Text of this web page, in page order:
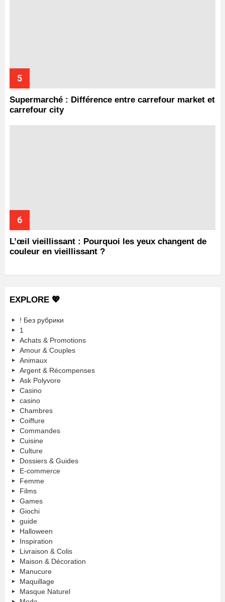
Supermarché : Différence entre carrefour market et
carrefour city
L’œil vieillissant : Pourquoi les yeux changent de
couleur en vieillissant ?
EXPLORE 💖
! Без рубрики
1
Achats & Promotions
Amour & Couples
Animaux
Argent & Récompenses
Ask Polyvore
Casino
casino
Chambres
Coiffure
Commandes
Cuisine
Culture
Dossiers & Guides
E-commerce
Femme
Films
Games
Giochi
guide
Halloween
Inspiration
Livraison & Colis
Maison & Décoration
Manucure
Maquillage
Masque Naturel